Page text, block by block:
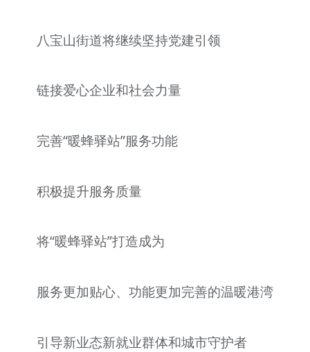
八宝山街道将继续坚持党建引领
链接爱心企业和社会力量
完善“暖蜂驿站”服务功能
积极提升服务质量
将“暖蜂驿站”打造成为
服务更加贴心、功能更加完善的温暖港湾
引导新业态新就业群体和城市守护者